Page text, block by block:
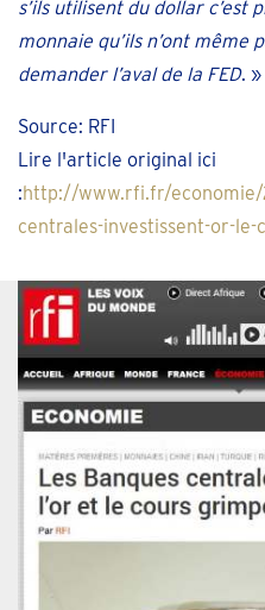
s’ils utilisent du dollar c’est
monnaie qu’ils n’ont même
demander l’aval de la FED. »
Source: RFI
Lire l'article original ici
:http://www.rfi.fr/economie/
centrales-investissent-or-le-